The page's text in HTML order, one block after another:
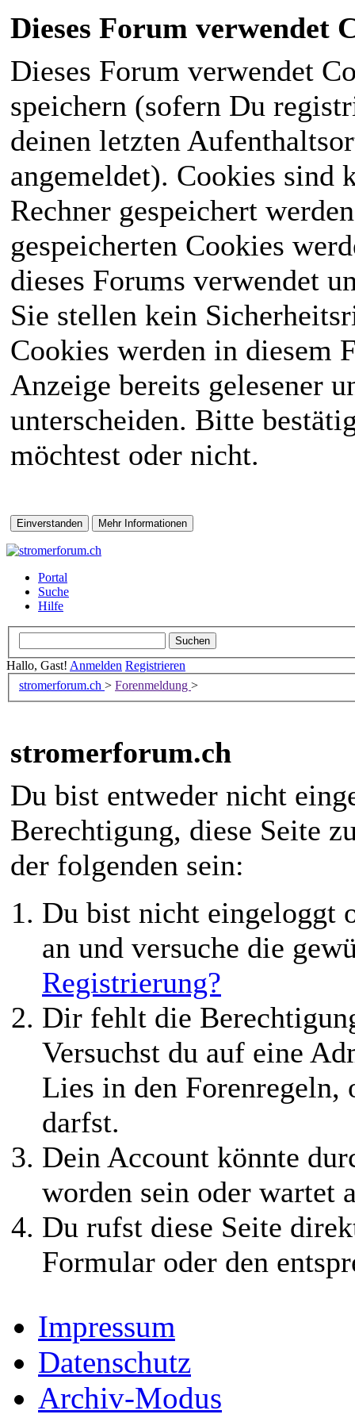
Dieses Forum verwendet
Dieses Forum verwendet
speichern (sofern Du
deinen letzten
angemeldet). Cookies sind
Rechner gespeichert
gespeicherten Cookies
dieses Forums verwendet
Sie stellen kein
Cookies werden in diesem
Anzeige bereits gelesener
unterscheiden. Bitte
möchtest oder nicht.
Portal
Suche
Hilfe
Hallo, Gast! Anmelden Registrieren
stromerforum.ch > Forenmeldung >
stromerforum.ch
Du bist entweder nicht
Berechtigung, diese Seite
der folgenden sein:
Du bist nicht eingeloggt
an und versuche die
Registrierung?
Dir fehlt die
Versuchst du auf eine
Lies in den Forenregeln,
darfst.
Dein Account könnte
worden sein oder wartet
Du rufst diese Seite
Formular oder den
Impressum
Datenschutz
Archiv-Modus